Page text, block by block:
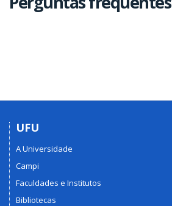
UFU
A Universidade
Campi
Faculdades e Institutos
Bibliotecas